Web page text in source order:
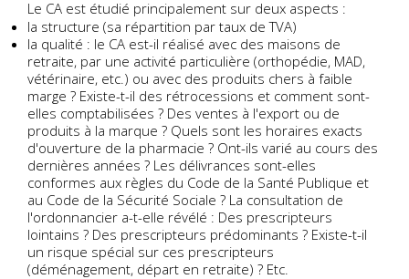
Le CA est étudié principalement sur deux aspects :
la structure (sa répartition par taux de TVA)
la qualité : le CA est-il réalisé avec des maisons de
retraite, par une activité particulière (orthopédie, MAD,
vétérinaire, etc.) ou avec des produits chers à faible
marge ? Existe-t-il des rétrocessions et comment sont-
elles comptabilisées ? Des ventes à l'export ou de
produits à la marque ? Quels sont les horaires exacts
d'ouverture de la pharmacie ? Ont-ils varié au cours des
dernières années ? Les délivrances sont-elles
conformes aux règles du Code de la Santé Publique et
au Code de la Sécurité Sociale ? La consultation de
l'ordonnancier a-t-elle révélé : Des prescripteurs
lointains ? Des prescripteurs prédominants ? Existe-t-il
un risque spécial sur ces prescripteurs
(déménagement, départ en retraite) ? Etc.